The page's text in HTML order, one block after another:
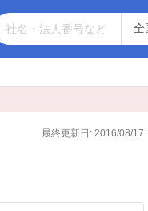
最終更新日: 2016/08/17